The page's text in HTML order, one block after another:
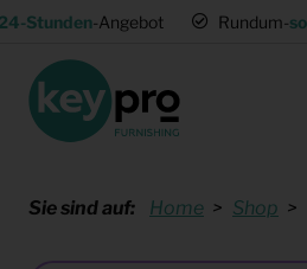
Stunden-Angebot Rundum-
Sie sind auf: Home Shop